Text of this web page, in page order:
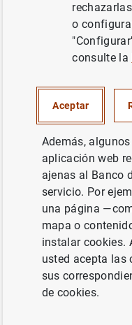
para incluir
de 2023
Con motivo de la
pagos por el BCE para
se han actualizado
España. Además de
históricas anuales
también se ha
disponible tras la
concretamente la
semestre de 2022 y al
o
consulte la
Aceptar
Además,
aplicación web
ajenas al Banco
servicio. Por
una página
mapa o
instalar cookies.
usted acepta las
sus
de cookies.